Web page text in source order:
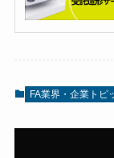
FA業界・企業トピ